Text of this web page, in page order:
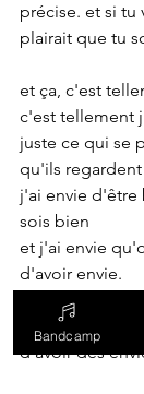
précise. et si tu
plairait que tu
et ça, c'est
c'est tellement
juste ce qui se
qu'ils regardent
j'ai envie d'être
sois bien
et j'ai envie
d'avoir envie.
qu'on se donne
le droit d'avoir
d'avoir des
Bandcamp